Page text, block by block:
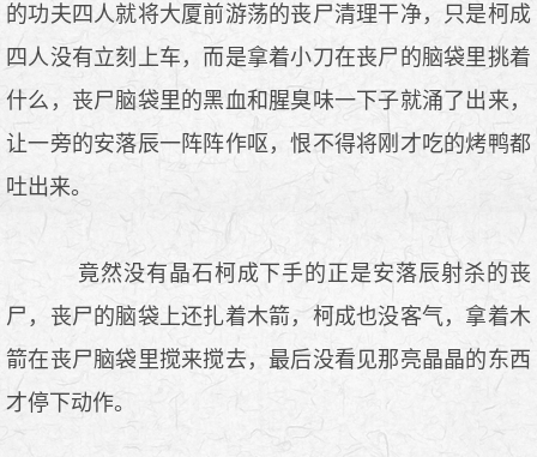
的功夫四人就将大厦前游荡的丧尸清理干净，只是柯成
四人没有立刻上车，而是拿着小刀在丧尸的脑袋里挑着
什么，丧尸脑袋里的黑血和腥臭味一下子就涌了出来，
让一旁的安落辰一阵阵作呕，恨不得将刚才吃的烤鸭都
吐出来。
竟然没有晶石柯成下手的正是安落辰射杀的丧
尸，丧尸的脑袋上还扎着木箭，柯成也没客气，拿着木
箭在丧尸脑袋里搅来搅去，最后没看见那亮晶晶的东西
才停下动作。